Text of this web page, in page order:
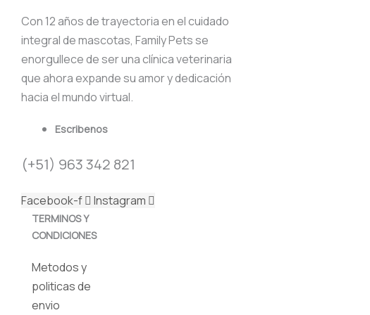
Con 12 años de trayectoria en el cuidado
integral de mascotas, Family Pets se
enorgullece de ser una clínica veterinaria
que ahora expande su amor y dedicación
hacia el mundo virtual.
Escribenos
(+51) 963 342 821
Facebook-f Instagram
TERMINOS Y
CONDICIONES
Metodos y
politicas de
envio